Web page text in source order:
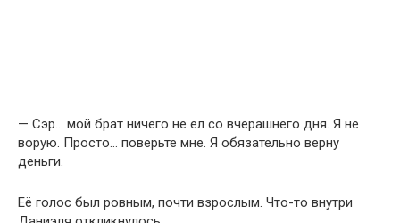
— Сэр… мой брат ничего не ел со вчерашнего дня. Я не
ворую. Просто… поверьте мне. Я обязательно верну
деньги.
Её голос был ровным, почти взрослым. Что-то внутри